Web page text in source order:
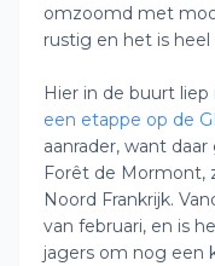
omzoomd met
rustig en het is
Hier in de buurt
een etappe op de
aanrader, want
Forêt de Mormont,
Noord Frankrijk.
van februari, en is
jagers om nog een